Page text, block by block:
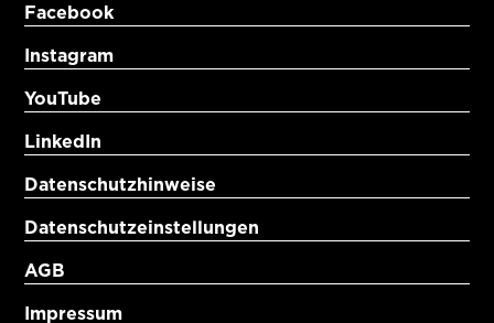
Facebook
Instagram
YouTube
LinkedIn
Datenschutzhinweise
Datenschutzeinstellungen
AGB
Impressum